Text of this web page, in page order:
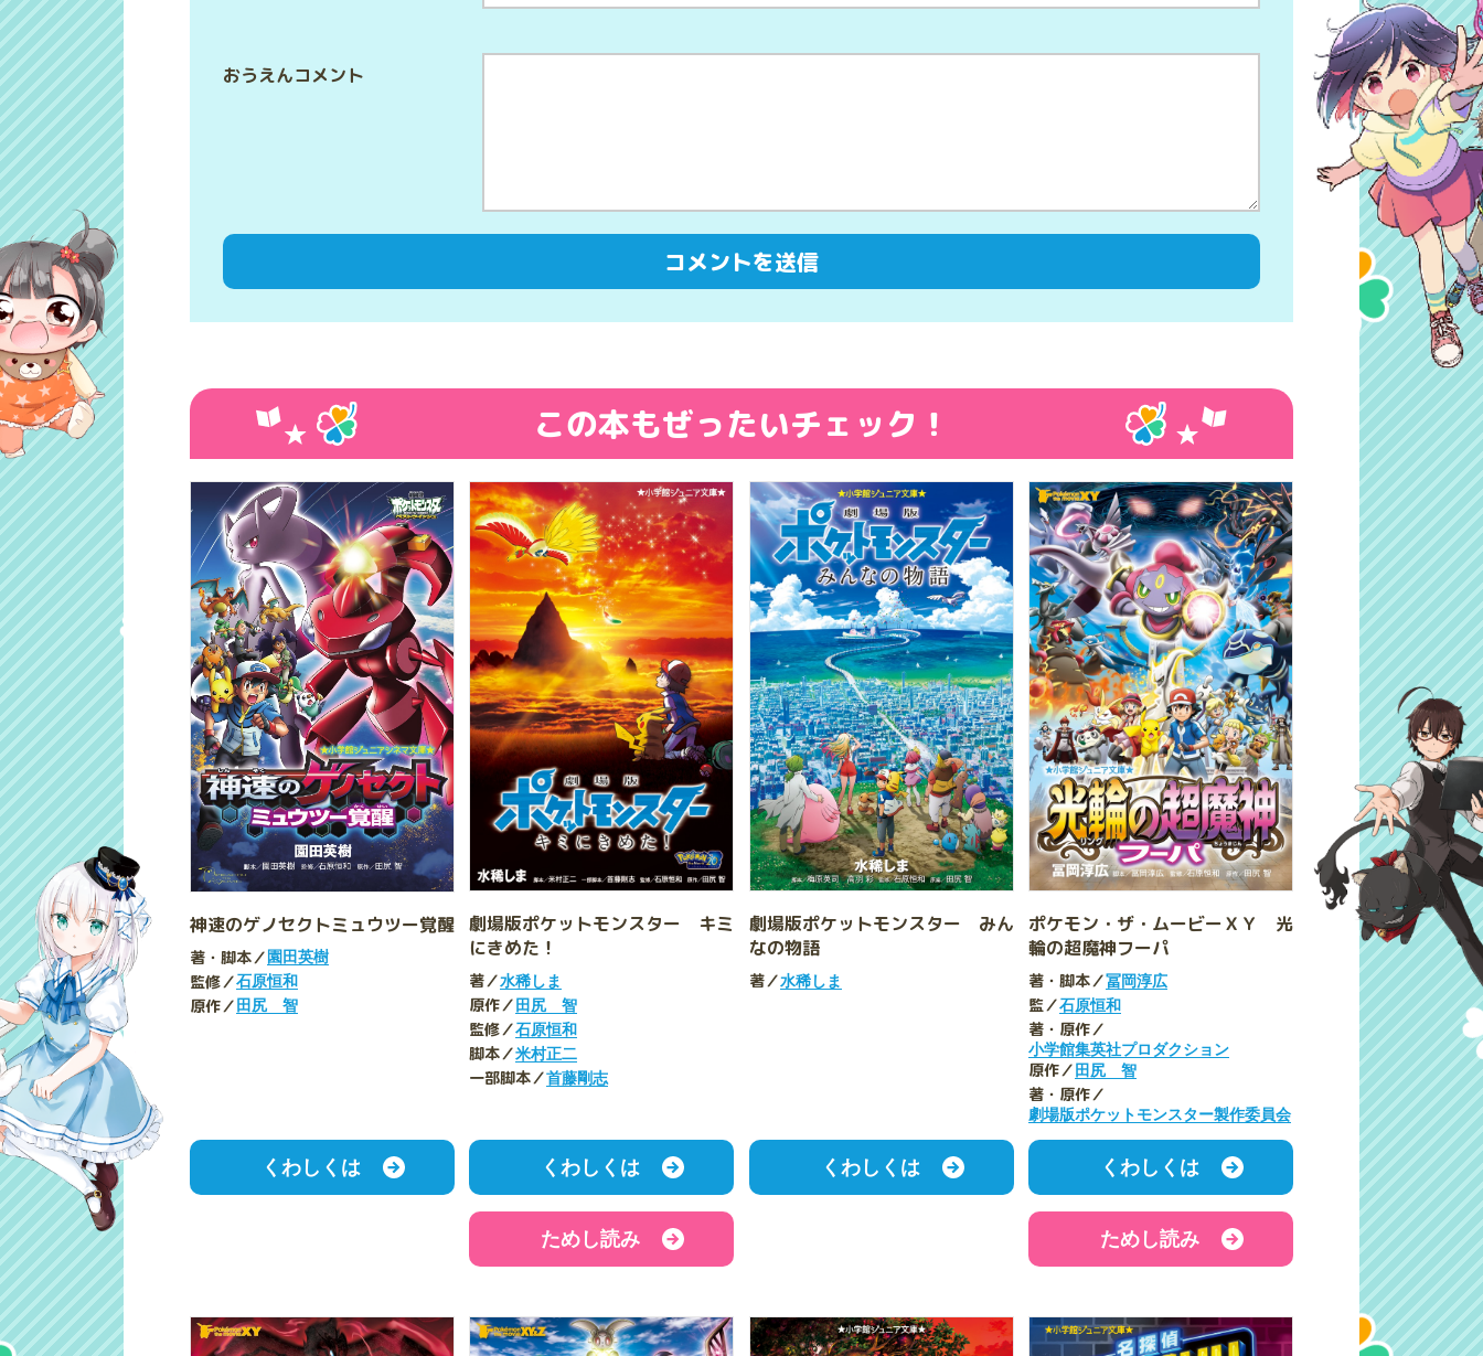
この本もぜったいチェック！
神速のゲノセクトミュウツー覚醒
著・脚本／ 園田英樹
監修／石原恒和
原作／ 田尻 智
くわしくは
劇場版ポケットモンスター キミ
にきめた！
著／水稀しま
原作／ 田尻 智
監修／石原恒和
脚本／米村正二
一部脚本／首藤剛志
くわしくは
ためし読み
劇場版ポケットモンスター みん
なの物語
著／水稀しま
くわしくは
ポケモン・ザ・ムービーＸＹ 光
輪の超魔神フーパ
著・脚本／冨岡淳広
監／石原恒和
著・原作／
小学館集英社プロダクション
原作／ 田尻 智
著・原作／
劇場版ポケットモンスター製作委員会
くわしくは
ためし読み